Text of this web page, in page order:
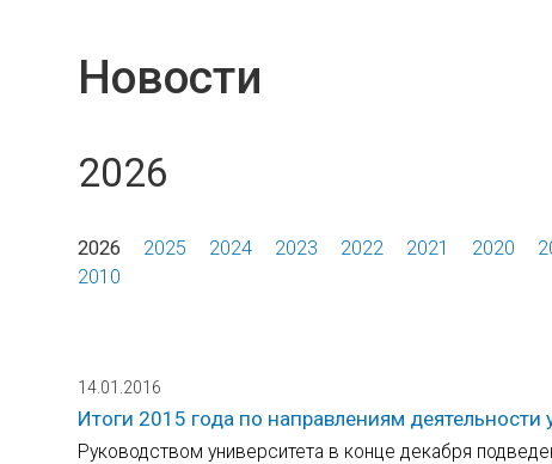
Новости
2026
2026 2025 2024 2023 2022 2021 2020
2010
14.01.2016
Итоги 2015 года по направлениям деятельности
Руководством университета в конце декабря